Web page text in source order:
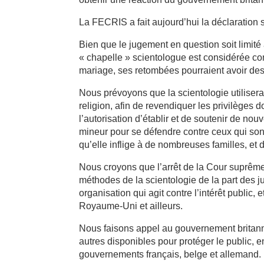
La FECRIS a fait aujourd’hui la déclaration
Bien que le jugement en question soit
« chapelle » scientologue est considérée
mariage, ses retombées pourraient avoir
Nous prévoyons que la scientologie
religion, afin de revendiquer les privilèges
l’autorisation d’établir et de soutenir de
mineur pour se défendre contre ceux qui
qu’elle inflige à de nombreuses familles, et
Nous croyons que l’arrêt de la Cour
méthodes de la scientologie de la part des
organisation qui agit contre l’intérêt public,
Royaume-Uni et ailleurs.
Nous faisons appel au gouvernement
autres disponibles pour protéger le public,
gouvernements français, belge et allemand.